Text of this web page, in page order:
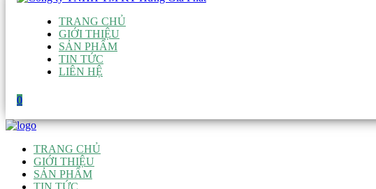
TRANG CHỦ
GIỚI THIỆU
SẢN PHẨM
TIN TỨC
LIÊN HỆ
0
TRANG CHỦ
GIỚI THIỆU
SẢN PHẨM
TIN TỨC